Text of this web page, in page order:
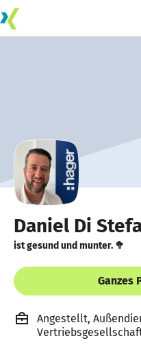
Daniel Di
ist gesund und munter. 🥦
Ganzes
Angestellt,